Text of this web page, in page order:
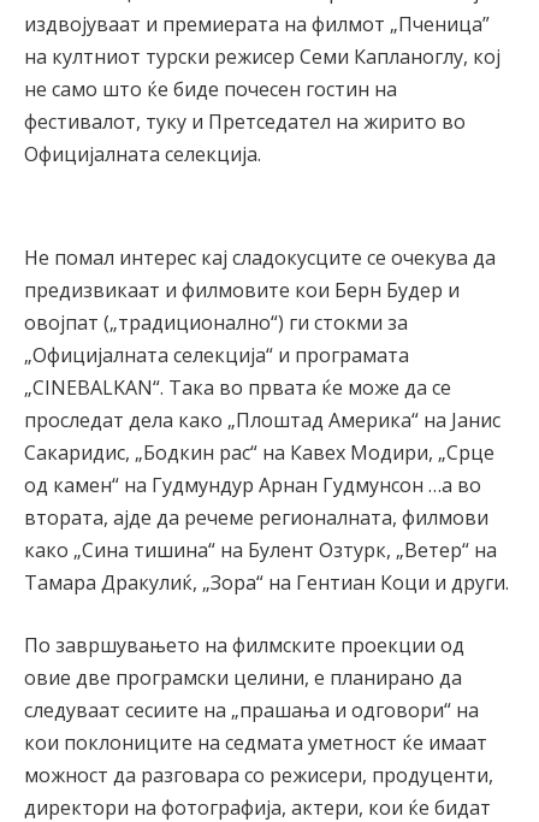
издвојуваат и премиерата на филмот „Пченица”
на култниот турски режисер Семи Капланоглу, кој
не само што ќе биде почесен гостин на
фестивалот, туку и Претседател на жирито во
Официјалната селекција.
Не помал интерес кај сладокусците се очекува да
предизвикаат и филмовите кои Берн Будер и
овојпат („традиционално“) ги стокми за
„Официјалната селекција“ и програмата
„CINEBALKAN“. Така во првата ќе може да се
проследат дела како „Плоштад Америка“ на Јанис
Сакаридис, „Бодкин рас“ на Кавех Модири, „Срце
од камен“ на Гудмундур Арнан Гудмунсон …а во
втората, ајде да речеме регионалната, филмови
како „Сина тишина“ на Булент Озтурк, „Ветер“ на
Тамара Дракулиќ, „Зора“ на Гентиан Коци и други.
По завршувањето на филмските проекции од
овие две програмски целини, е планирано да
следуваат сесиите на „прашања и одговори“ на
кои поклониците на седмата уметност ќе имаат
можност да разговара со режисери, продуценти,
директори на фотографија, актери, кои ќе бидат